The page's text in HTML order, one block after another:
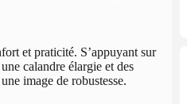
et praticité. S’appuyant sur
calandre élargie et des
image de robustesse.